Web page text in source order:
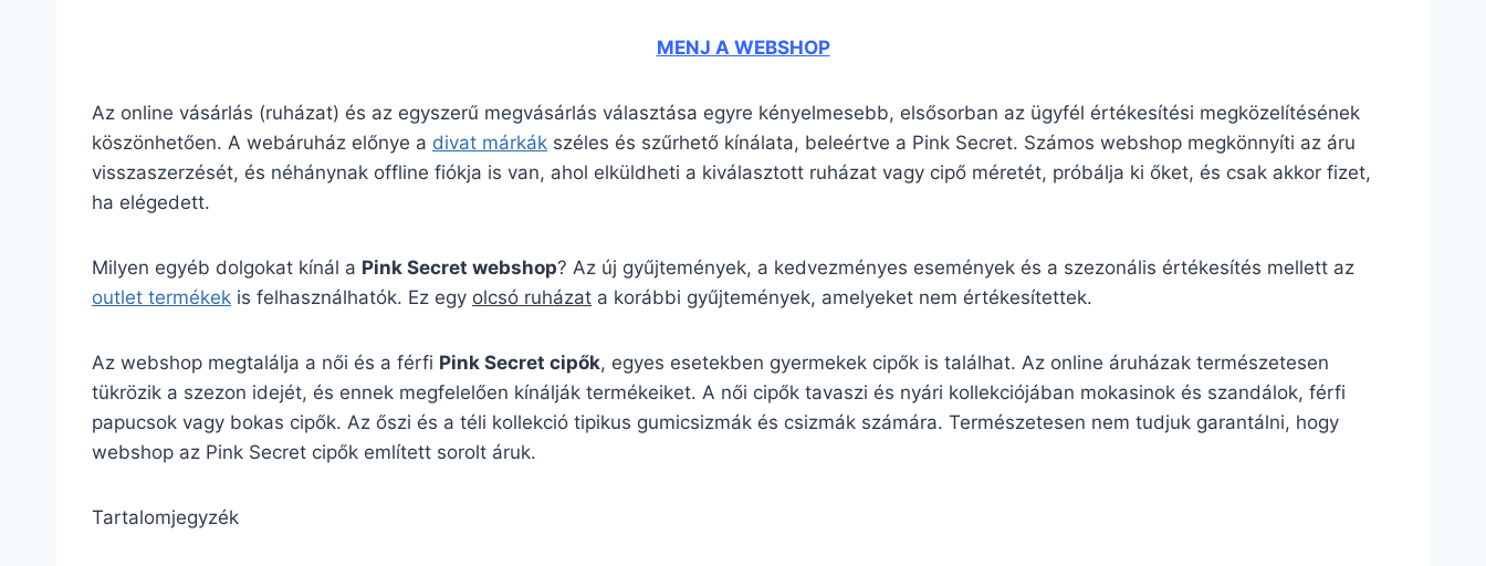
MENJ A WEBSHOP
Az online vásárlás (ruházat) és az egyszerű megvásárlás választása egyre kényelmesebb, elsősorban az ügyfél értékesítési megközelítésének
köszönhetően. A webáruház előnye a divat márkák széles és szűrhető kínálata, beleértve a Pink Secret. Számos webshop megkönnyíti az áru
visszaszerzését, és néhánynak offline fiókja is van, ahol elküldheti a kiválasztott ruházat vagy cipő méretét, próbálja ki őket, és csak akkor fizet,
ha elégedett.
Milyen egyéb dolgokat kínál a Pink Secret webshop? Az új gyűjtemények, a kedvezményes események és a szezonális értékesítés mellett az
outlet termékek is felhasználhatók. Ez egy olcsó ruházat a korábbi gyűjtemények, amelyeket nem értékesítettek.
Az webshop megtalálja a női és a férfi Pink Secret cipők, egyes esetekben gyermekek cipők is találhat. Az online áruházak természetesen
tükrözik a szezon idejét, és ennek megfelelően kínálják termékeiket. A női cipők tavaszi és nyári kollekciójában mokasinok és szandálok, férfi
papucsok vagy bokas cipők. Az őszi és a téli kollekció tipikus gumicsizmák és csizmák számára. Természetesen nem tudjuk garantálni, hogy
webshop az Pink Secret cipők említett sorolt áruk.
Tartalomjegyzék